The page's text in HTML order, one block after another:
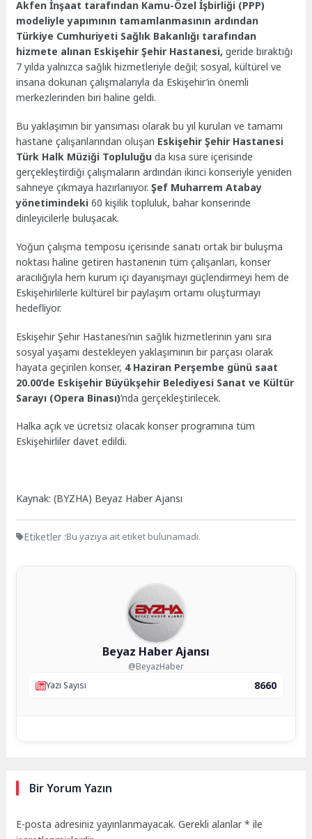
Akfen İnşaat tarafından Kamu-Özel İşbirliği (PPP)
modeliyle yapımının tamamlanmasının ardından
Türkiye Cumhuriyeti Sağlık Bakanlığı tarafından
hizmete alınan Eskişehir Şehir Hastanesi,geride bıraktığı
7 yılda yalnızca sağlık hizmetleriyle değil; sosyal, kültürel ve
insana dokunan çalışmalarıyla da Eskişehir’in önemli
merkezlerinden biri haline geldi.
Bu yaklaşımın bir yansıması olarak bu yıl kurulan ve tamamı
hastane çalışanlarından oluşan Eskişehir Şehir Hastanesi
Türk Halk Müziği Topluluğuda kısa süre içerisinde
gerçekleştirdiği çalışmaların ardından ikinci konseriyle yeniden
sahneye çıkmaya hazırlanıyor.Şef Muharrem Atabay
yönetimindeki 60 kişilik topluluk, bahar konserinde
dinleyicilerle buluşacak.
Yoğun çalışma temposu içerisinde sanatı ortak bir buluşma
noktası haline getiren hastanenin tüm çalışanları, konser
aracılığıyla hem kurum içi dayanışmayı güçlendirmeyi hem de
Eskişehirlilerle kültürel bir paylaşım ortamı oluşturmayı
hedefliyor.
Eskişehir Şehir Hastanesi’nin sağlık hizmetlerinin yanı sıra
sosyal yaşamı destekleyen yaklaşımının bir parçası olarak
hayata geçirilen konser, 4 Haziran Perşembe günü saat
20.00’de Eskişehir Büyükşehir Belediyesi Sanat ve Kültür
Sarayı (Opera Binası)’nda gerçekleştirilecek.
Halka açık ve ücretsiz olacak konser programına tüm
Eskişehirliler davet edildi.
Kaynak: (BYZHA) Beyaz Haber Ajansı
Etiketler :Bu yazıya ait etiket bulunamadı.
Beyaz Haber Ajansı
@BeyazHaber
Yazı Sayısı
8660
Bir Yorum Yazın
E-posta adresiniz yayınlanmayacak. Gerekli alanlar* ile